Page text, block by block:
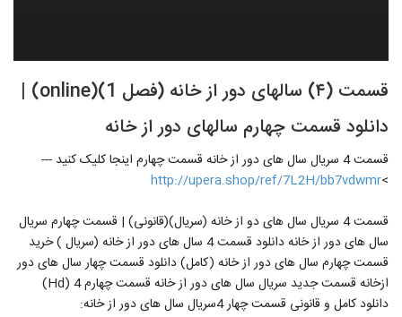
قسمت (۴) سالهای دور از خانه (فصل 1)(online) |
دانلود قسمت چهارم سالهای دور از خانه
قسمت 4 سریال سال های دور از خانه قسمت چهارم اینجا کلیک کنید ---
>
http://upera.shop/ref/7L2H/bb7vdwmr
قسمت 4 سریال سال های دو از خانه (سریال)(قانونی) | قسمت چهارم سریال
سال های دور از خانه دانلود قسمت 4 سال های دور از خانه (سریال ) خرید
قسمت چهارم سال های دور از خانه (کامل) دانلود قسمت چهار سال های دور
ازخانه قسمت جدید سریال سال های دور از خانه قسمت چهارم 4 (Hd)
دانلود کامل و قانونی قسمت چهار 4سریال سال های دور از خانه: